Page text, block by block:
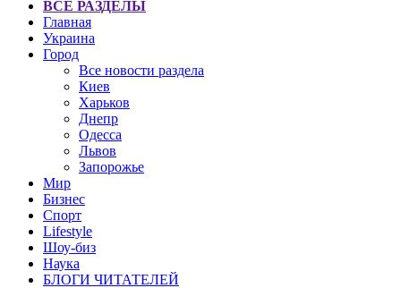
ВСЕ РАЗДЕЛЫ
Главная
Украина
Город
Все новости раздела
Киев
Харьков
Днепр
Одесса
Львов
Запорожье
Мир
Бизнес
Спорт
Lifestyle
Шоу-биз
Наука
БЛОГИ ЧИТАТЕЛЕЙ